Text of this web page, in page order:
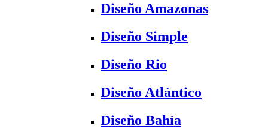
Diseño Amazonas
Diseño Simple
Diseño Rio
Diseño Atlántico
Diseño Bahía